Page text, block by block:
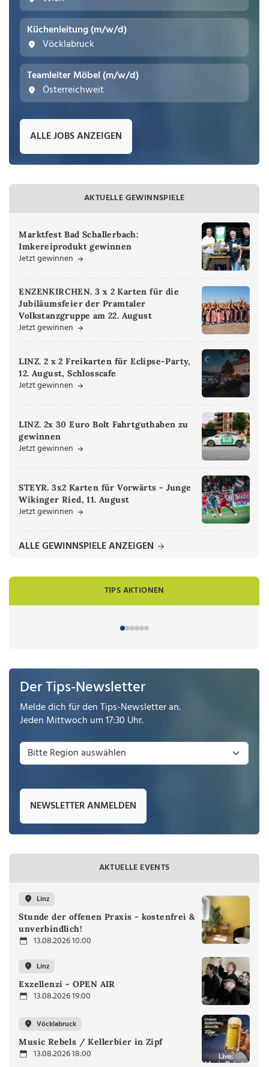
Küchenleitung (m/w/d)
Vöcklabruck
Teamleiter Möbel (m/w/d)
Österreichweit
ALLE JOBS ANZEIGEN
AKTUELLE GEWINNSPIELE
Marktfest Bad Schallerbach:
Imkereiprodukt gewinnen
Jetzt gewinnen
ENZENKIRCHEN. 3 x 2 Karten für die
Jubiläumsfeier der Pramtaler
Volkstanzgruppe am 22. August
Jetzt gewinnen
LINZ. 2 x 2 Freikarten für Eclipse-Party,
12. August, Schlosscafe
Jetzt gewinnen
LINZ. 2x 30 Euro Bolt Fahrtguthaben zu
gewinnen
Jetzt gewinnen
STEYR. 3x2 Karten für Vorwärts - Junge
Wikinger Ried, 11. August
Jetzt gewinnen
ALLE GEWINNSPIELE ANZEIGEN
TIPS AKTIONEN
Der Tips-Newsletter
Melde dich für den Tips-Newsletter an.
Jeden Mittwoch um 17:30 Uhr.
NEWSLETTER ANMELDEN
AKTUELLE EVENTS
Linz
Stunde der offenen Praxis - kostenfrei &
unverbindlich!
13.08.2026 10:00
Linz
Exzellenzi - OPEN AIR
13.08.2026 19:00
Vöcklabruck
Music Rebels / Kellerbier in Zipf
13.08.2026 18:00